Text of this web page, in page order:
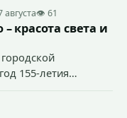
на объекте
власти.
августа👁 61
красота света и
155-летия